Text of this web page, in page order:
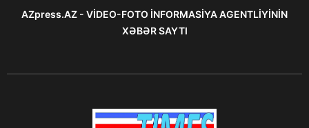
AZpress.AZ - VİDEO-FOTO İNFORMASİYA AGENTLİYİNİN
XƏBƏR SAYTI